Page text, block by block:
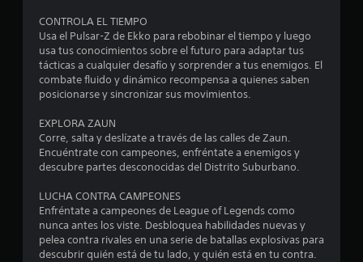
e
s
t
e
l
a
CONTROLA EL TIEMPO
Usa el Pulsar-Z de Ekko para rebobinar el tiempo y luego
usa tus conocimientos sobre el futuro para adaptar tus
tácticas a cualquier desafío y sorprender a tus enemigos. El
combate fluido y dinámico recompensa a quienes saben
posicionarse y sincronizar sus movimientos.
EXPLORA ZAUN
Corre, salta y deslízate a través de las calles de Zaun.
Encuéntrate con campeones, enfréntate a enemigos y
descubre partes desconocidas del Distrito Suburbano.
LUCHA CONTRA CAMPEONES
Enfréntate a campeones de League of Legends como
nunca antes los viste. Desbloquea habilidades nuevas y
pelea contra rivales en una serie de batallas explosivas para
descubrir quién está de tu lado, y quién está en tu contra.